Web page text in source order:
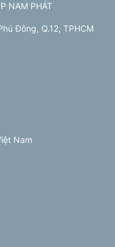
NAM PHÁT
Đông, Q.12, TPHCM
Nam